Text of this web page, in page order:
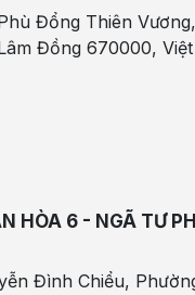
Đổng Thiên Vương,
Đồng 670000, Việt
HÒA 6 - NGÃ TƯ
Đình Chiểu,